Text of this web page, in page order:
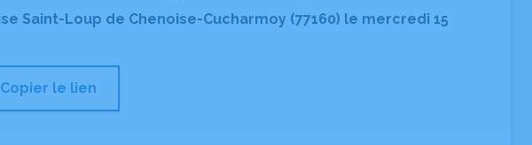
Saint-Loup de Chenoise-Cucharmoy (77160) le mercredi 15
Copier le lien